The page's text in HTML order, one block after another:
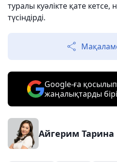
туралы куәлікте қате кетсе,
түсіндірді.
Google-ға
жаңалықтарды
Айгерим Тарина